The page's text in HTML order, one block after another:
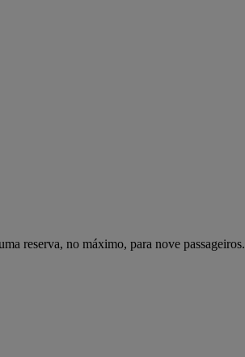
reserva, no máximo, para nove passageiros.